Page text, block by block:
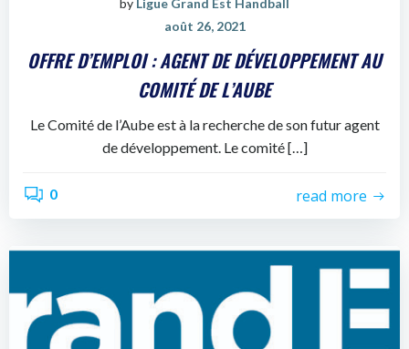
by Ligue Grand Est Handball
août 26, 2021
OFFRE D’EMPLOI : AGENT DE DÉVELOPPEMENT AU
COMITÉ DE L’AUBE
Le Comité de l’Aube est à la recherche de son futur agent
de développement. Le comité […]
0 read more